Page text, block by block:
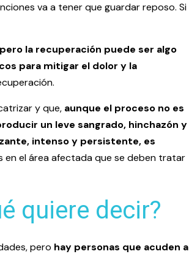
va a tener que guardar reposo. Si
la recuperación puede ser algo
para mitigar el dolor y la
y que, aunque el proceso no es
un leve sangrado, hinchazón y
intenso y persistente, es
en el área afectada que se deben tratar
quiere decir?
pero hay personas que acuden a